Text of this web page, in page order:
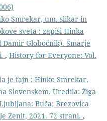
Smrekar, um. slikar in
sveta : zapisi Hinka
Globočnik). Šmarje
, History for Everyone: Vol.
je fajn : Hinko Smrekar,
Slovenskem. Uredila: Žiga
Buča; Brezovica
Zenit, 2021. 72 strani. ,